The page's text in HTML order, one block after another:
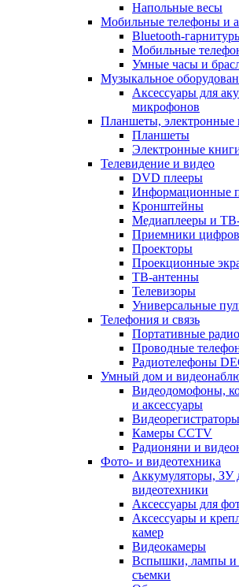
Напольные весы
Мобильные телефоны и
Bluetooth-
Мобильные
Умные часы и
Музыкальное
Аксессуары для
микрофонов
Планшеты, электронные
Планшеты
Электронные
Телевидение и видео
DVD плееры
Информационные
Кронштейны
Медиаплееры и
Приемники
Проекторы
Проекционные
ТВ-антенны
Телевизоры
Универсальные
Телефония и связь
Портативные
Проводные
Радиотелефоны
Умный дом и
Видеодомофоны,
и аксессуары
Камеры CCTV
Радионяни и
Фото- и видеотехника
Аккумуляторы, ЗУ
видеотехники
Аксессуары для
Аксессуары и
камер
Видеокамеры
Вспышки, лампы и
съемки